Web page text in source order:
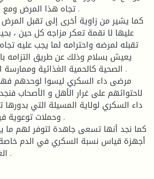
تجاه هذا المرض ومع
كما يشير من زاوية أخرى إلى تقبل المرض
عليها لا نقمة تعكر مزاجه كل حين ،
تقبله لمرضه واحترامه لما يجب عليه
يعيش بسلام وذلك عن طريق التزامه
الصحية كالحمية الغذائية وممارسة
مرضى داء السكري ليسوا لوحدهم
لاحتوائهم على غرار الأهل و الأصحاب
داء السكري لولاية المسيلة التي
وحملات توعوية
كما نجد أنها تسعى جاهدة لتوفر لهم ما
أجهزة قياس نسبة السكري في الدم خاصة
الغير مؤمنين اجتماعيا .